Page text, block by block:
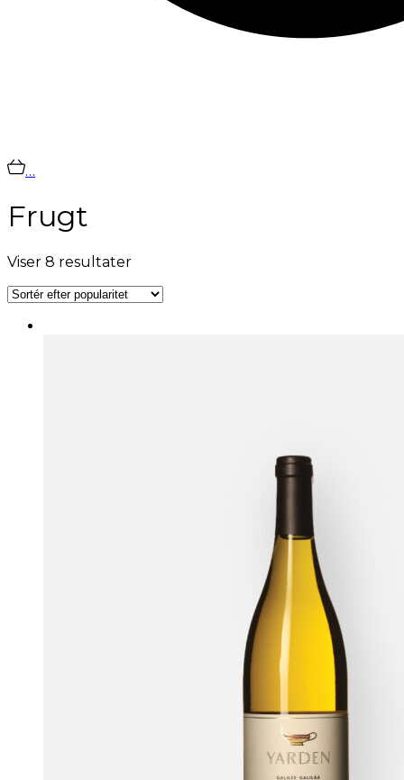
…
Frugt
Viser 8 resultaterSorteret
popularitet